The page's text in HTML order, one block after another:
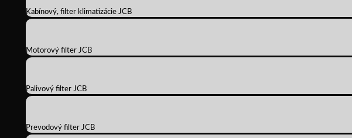
Kabínový, filter klimatizácie JCB
Motorový filter JCB
Palivový filter JCB
Prevodový filter JCB